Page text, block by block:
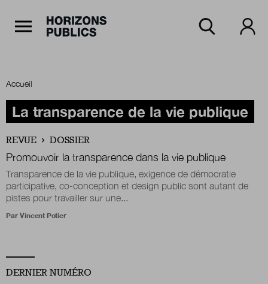
Accueil
Rubriques
Thèmes
Numéros
Accueil
La transparence de la vie publique
REVUE DOSSIER
Promouvoir la transparence dans la vie publique
Transparence de la vie publique, exigence de démocratie
participative, co-conception et design public sont autant de
pistes pour travailler sur une...
Par Vincent Potier
DERNIER NUMÉRO